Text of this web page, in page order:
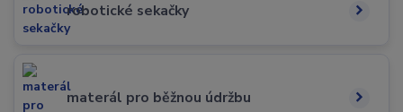
robotické sekačky
materál pro běžnou údržbu